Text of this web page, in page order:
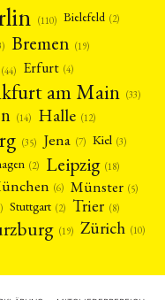
(110) Bielefeld (2)
Bremen (19)
(44) Erfurt (4)
am Main (33)
(14) Halle (12)
(35) Jena (7) Kiel (3)
(2) Leipzig (18)
(6) Münster (5)
Stuttgart (2) Trier (8)
(19) Zürich (10)